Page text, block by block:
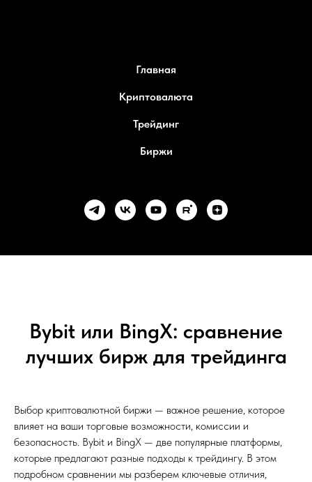
Главная
Криптовалюта
Трейдинг
Биржи
Bybit или BingX: сравнение
лучших бирж для трейдинга
Выбор криптовалютной биржи — важное решение, которое
влияет на ваши торговые возможности, комиссии и
безопасность. Bybit и BingX — две популярные платформы,
которые предлагают разные подходы к трейдингу. В этом
подробном сравнении мы разберем ключевые отличия,